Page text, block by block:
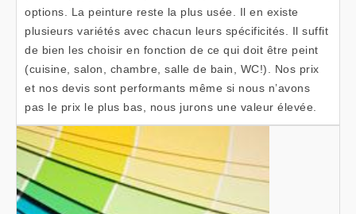
options. La peinture reste la plus usée. Il en existe
plusieurs variétés avec chacun leurs spécificités. Il suffit
de bien les choisir en fonction de ce qui doit être peint
(cuisine, salon, chambre, salle de bain, WC!). Nos prix
et nos devis sont performants même si nous n’avons
pas le prix le plus bas, nous jurons une valeur élevée.